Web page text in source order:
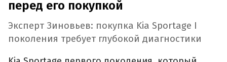
перед его покупкой
Эксперт Зиновьев: покупка Kia Sportage I
поколения требует глубокой диагностики